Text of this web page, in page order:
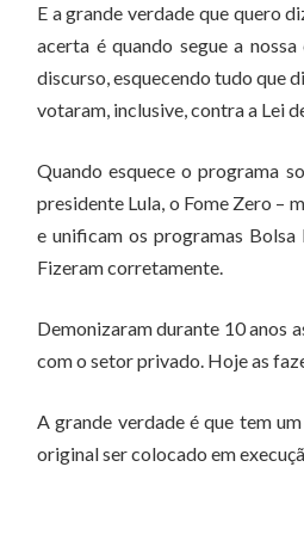
E a grande verdade que quero
acerta é quando segue a
discurso, esquecendo tudo que
votaram, inclusive, contra a Lei
Quando esquece o programa
presidente Lula, o Fome Zero –
e unificam os programas Bolsa
Fizeram corretamente.
Demonizaram durante 10 anos
com o setor privado. Hoje as
A grande verdade é que tem
original ser colocado em